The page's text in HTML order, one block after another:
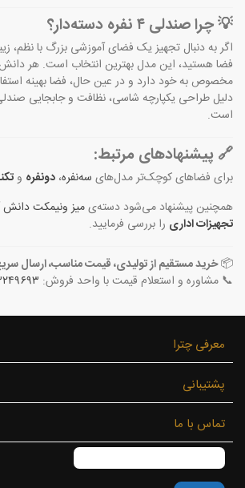
💡 چرا صندلی ۴ نفره دسته‌دار؟
اگر به دنبال تجهیز یک فضای آموزشی بزرگ با نظم،
فضا هستید، این مدل بهترین انتخاب است. هر
مخصوص به خود دارد و در عین حال، فضا بهینه
دلیل طراحی یکپارچه شاسی، نظافت و جابجایی
است.
🔗 پیشنهادهای مرتبط:
برای فضاهای کوچک‌تر مدل‌های سه‌نفره، دونفره و
همچنین پیشنهاد می‌شود دسته‌یمیز ونیمکت دانش
تجهیزات اداری را بررسی فرمایید.
📦خرید مستقیم از تولیدی، قیمت مناسب، ارسال
📞 مشاوره و استعلام قیمت با واحد فروش:
معرفی چترا
پشتیبانی
تماس با ما